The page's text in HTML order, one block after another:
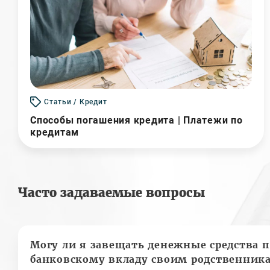
Статьи / Кредит
Способы погашения кредита | Платежи по
кредитам
Часто задаваемые вопросы
Могу ли я завещать денежные средства
банковскому вкладу своим